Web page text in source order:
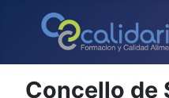
Concello de